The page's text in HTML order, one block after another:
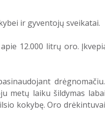
ir gyventojų sveikatai.
12.000 litrų oro.
metų laiku šildymas
kokybę. Oro